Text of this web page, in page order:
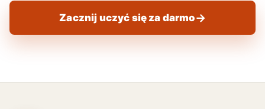
Zacznij uczyć się za darmo